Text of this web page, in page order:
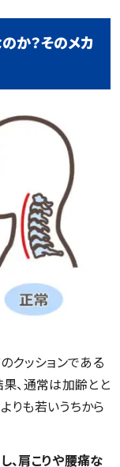
か？そのメカ
クッションである
、通常は加齢とと
りも若いうちから
肩こりや腰痛な